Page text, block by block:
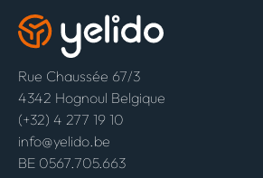
Rue Chaussée 67/3
4342 Hognoul Belgique
(+32) 4 277 19 10
info@yelido.be
BE 0567.705.663